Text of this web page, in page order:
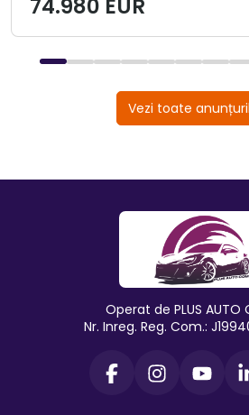
74.980 EUR
Vezi toate
Operat de PLUS AUTO
Nr. Inreg. Reg. Com.: